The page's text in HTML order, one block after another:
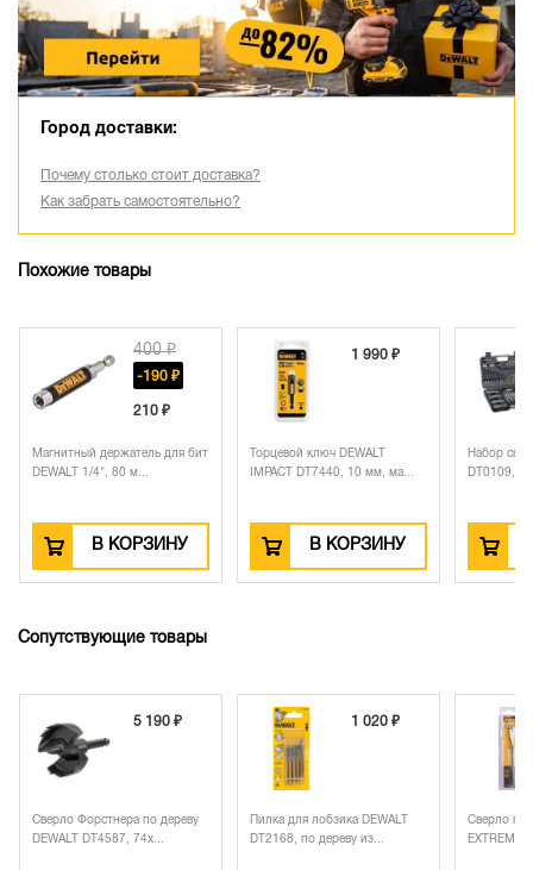
Город доставки:
Почему столько стоит доставка?
Как забрать самостоятельно?
Похожие товары
400 ₽
-190 ₽
210 ₽
Магнитный держатель для бит
DEWALT 1/4", 80 м...
В КОРЗИНУ
1 990 ₽
Торцевой ключ DEWALT
IMPACT DT7440, 10 мм, ма...
В КОРЗИНУ
Набор
DT0109,
Сопутствующие товары
5 190 ₽
Сверло Форстнера по дереву
DEWALT DT4587, 74x...
1 020 ₽
Пилка для лобзика DEWALT
DT2168, по дереву из...
Сверло по
EXTREME